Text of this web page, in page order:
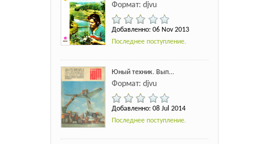
Формат: djvu
Добавленно: 06 Nov 2013
Последнее поступление.
Юный техник. Вып...
Формат: djvu
Добавленно: 08 Jul 2014
Последнее поступление.